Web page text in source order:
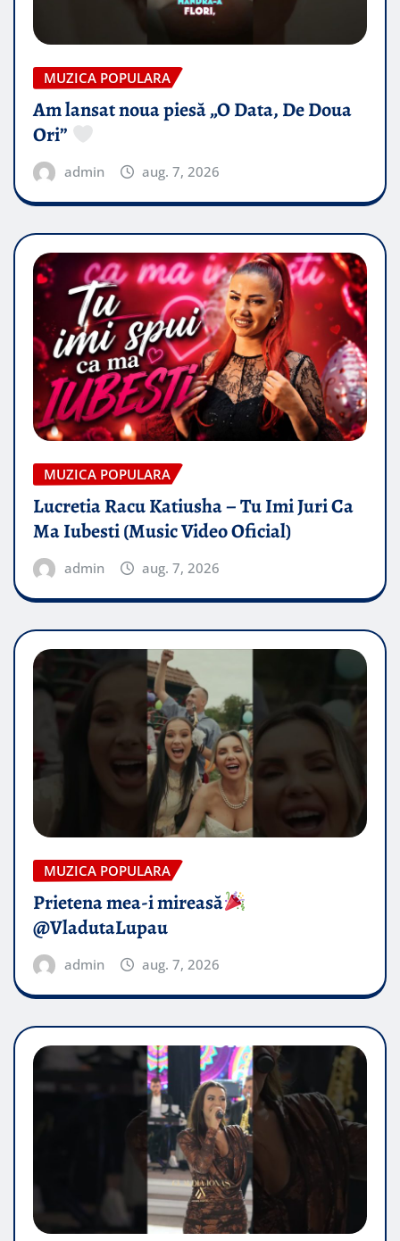
MUZICA POPULARA
Am lansat noua piesă „O Data, De Doua
Ori”
admin aug. 7, 2026
MUZICA POPULARA
Lucretia Racu Katiusha – Tu Imi Juri Ca
Ma Iubesti (Music Video Oficial)
admin aug. 7, 2026
MUZICA POPULARA
Prietena mea-i mireasă​
@VladutaLupau
admin aug. 7, 2026